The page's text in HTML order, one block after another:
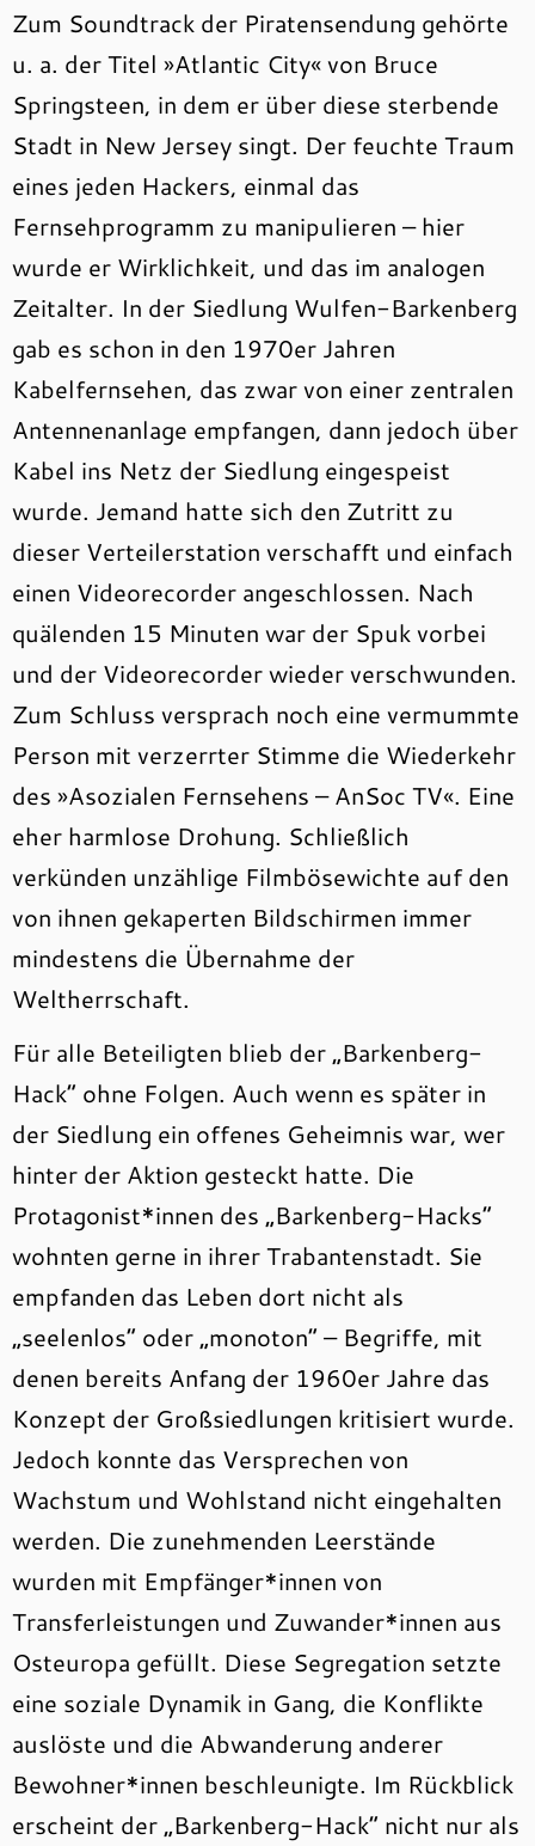
Zum Soundtrack der Piratensendung gehörte
u. a. der Titel »Atlantic City« von Bruce
Springsteen, in dem er über diese sterbende
Stadt in New Jersey singt. Der feuchte Traum
eines jeden Hackers, einmal das
Fernsehprogramm zu manipulieren – hier
wurde er Wirklichkeit, und das im analogen
Zeitalter. In der Siedlung Wulfen-Barkenberg
gab es schon in den 1970er Jahren
Kabelfernsehen, das zwar von einer zentralen
Antennenanlage empfangen, dann jedoch über
Kabel ins Netz der Siedlung eingespeist
wurde. Jemand hatte sich den Zutritt zu
dieser Verteilerstation verschafft und einfach
einen Videorecorder angeschlossen. Nach
quälenden 15 Minuten war der Spuk vorbei
und der Videorecorder wieder verschwunden.
Zum Schluss versprach noch eine vermummte
Person mit verzerrter Stimme die Wiederkehr
des »Asozialen Fernsehens – AnSoc TV«. Eine
eher harmlose Drohung. Schließlich
verkünden unzählige Filmbösewichte auf den
von ihnen gekaperten Bildschirmen immer
mindestens die Übernahme der
Weltherrschaft.
Für alle Beteiligten blieb der „Barkenberg-
Hack“ ohne Folgen. Auch wenn es später in
der Siedlung ein offenes Geheimnis war, wer
hinter der Aktion gesteckt hatte. Die
Protagonist*innen des „Barkenberg-Hacks“
wohnten gerne in ihrer Trabantenstadt. Sie
empfanden das Leben dort nicht als
„seelenlos“ oder „monoton“ – Begriffe, mit
denen bereits Anfang der 1960er Jahre das
Konzept der Großsiedlungen kritisiert wurde.
Jedoch konnte das Versprechen von
Wachstum und Wohlstand nicht eingehalten
werden. Die zunehmenden Leerstände
wurden mit Empfänger*innen von
Transferleistungen und Zuwander*innen aus
Osteuropa gefüllt. Diese Segregation setzte
eine soziale Dynamik in Gang, die Konflikte
auslöste und die Abwanderung anderer
Bewohner*innen beschleunigte. Im Rückblick
erscheint der „Barkenberg-Hack“ nicht nur als